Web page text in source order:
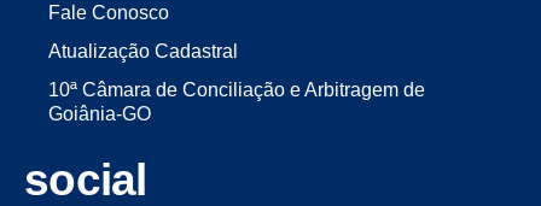
Fale Conosco
Atualização Cadastral
10ª Câmara de Conciliação e Arbitragem de
Goiânia-GO
social